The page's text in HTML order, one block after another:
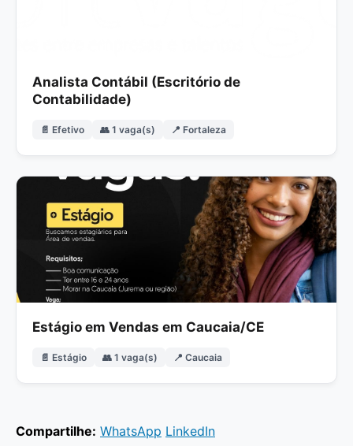
Analista Contábil (Escritório de
Contabilidade)
📄 Efetivo 👥 1 vaga(s) 📍 Fortaleza
Estágio em Vendas em Caucaia/CE
📄 Estágio 👥 1 vaga(s) 📍 Caucaia
Compartilhe: WhatsApp LinkedIn